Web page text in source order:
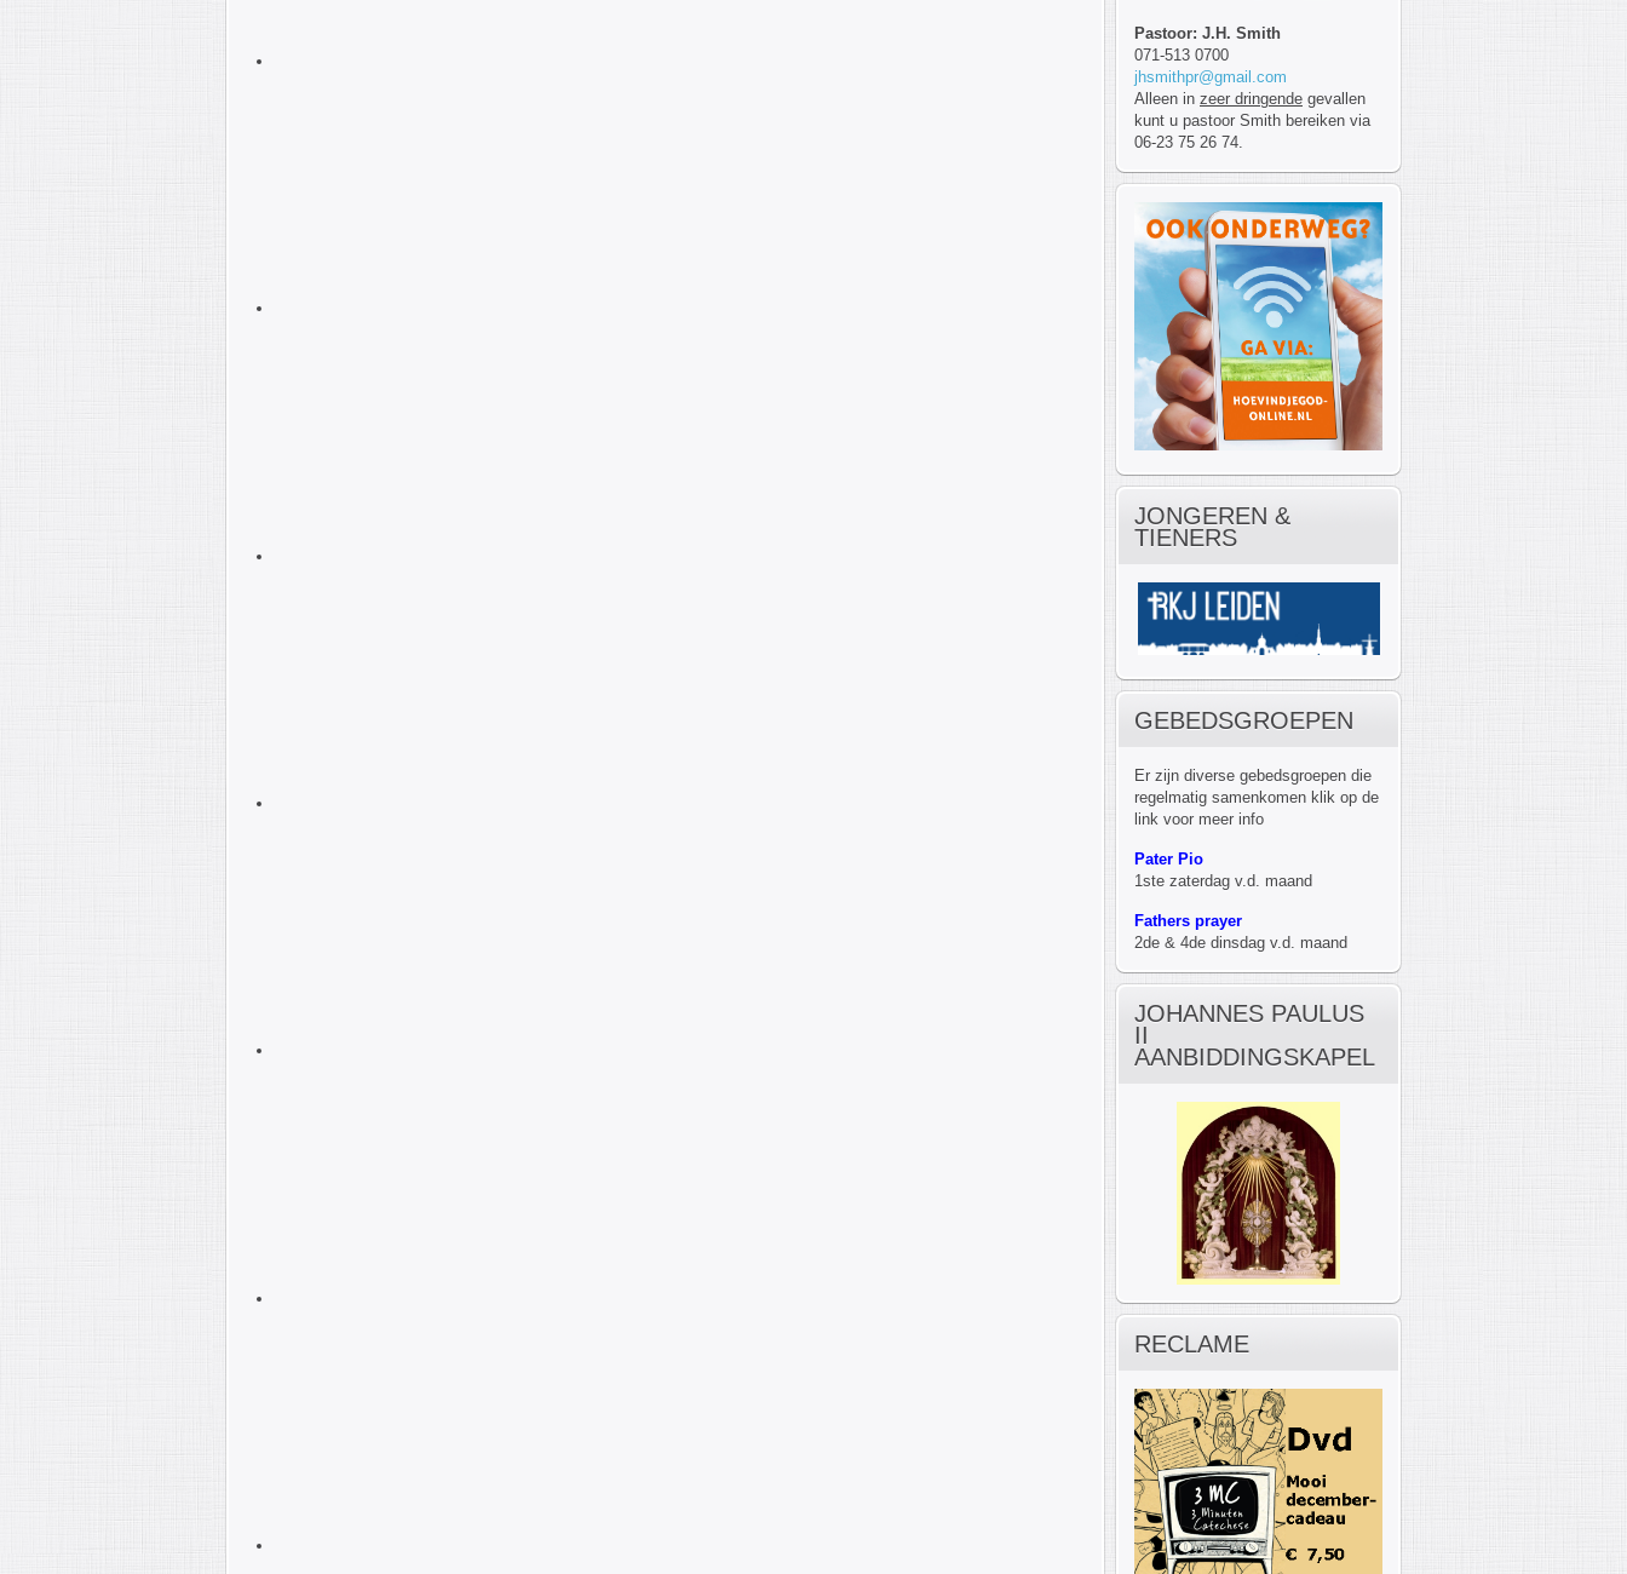
Pastoor: J.H. Smith
071-513 0700
jhsmithpr@gmail.com
Alleen in zeer dringende gevallen
kunt u pastoor Smith bereiken via
06-23 75 26 74.
JONGEREN &
TIENERS
GEBEDSGROEPEN
Er zijn diverse gebedsgroepen die
regelmatig samenkomen klik op de
link voor meer info
Pater Pio
1ste zaterdag v.d. maand
Fathers prayer
2de & 4de dinsdag v.d. maand
JOHANNES PAULUS
II
AANBIDDINGSKAPEL
RECLAME